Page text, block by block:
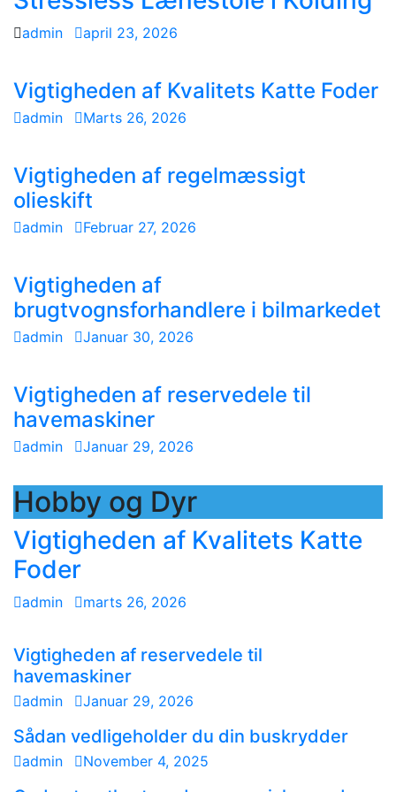
admin april 23, 2026
Vigtigheden af Kvalitets Katte Foder
admin Marts 26, 2026
Vigtigheden af regelmæssigt
olieskift
admin Februar 27, 2026
Vigtigheden af
brugtvognsforhandlere i bilmarkedet
admin Januar 30, 2026
Vigtigheden af reservedele til
havemaskiner
admin Januar 29, 2026
Hobby og Dyr
Vigtigheden af Kvalitets Katte
Foder
admin marts 26, 2026
Vigtigheden af reservedele til
havemaskiner
admin Januar 29, 2026
Sådan vedligeholder du din buskrydder
admin November 4, 2025